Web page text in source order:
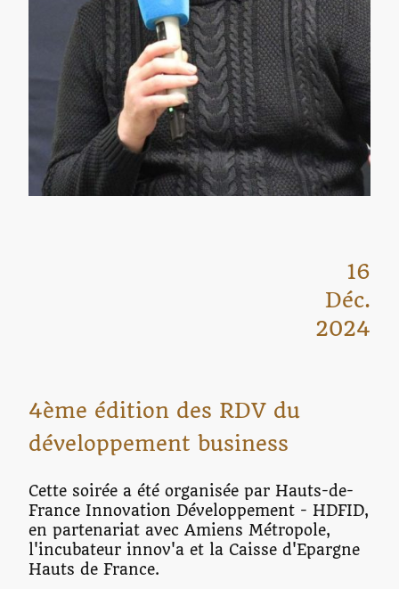
16
Déc.
2024
4ème édition des RDV du
développement business
Cette soirée a été organisée par Hauts-de-
France Innovation Développement - HDFID,
en partenariat avec Amiens Métropole,
l'incubateur innov'a et la Caisse d'Epargne
Hauts de France.